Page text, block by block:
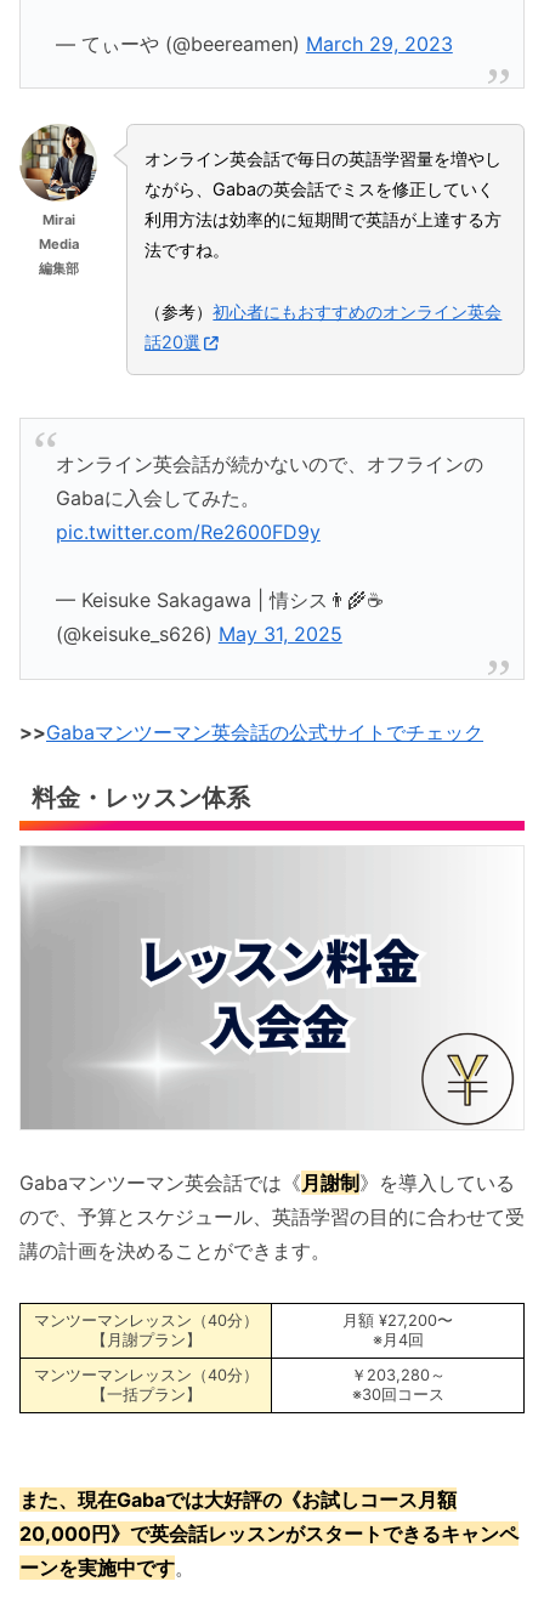
— てぃーや (@beereamen) March 29, 2023
Mirai
Media
編集部
オンライン英会話で毎日の英語学習量を増やし
ながら、Gabaの英会話でミスを修正していく
利用方法は効率的に短期間で英語が上達する方
法ですね。
（参考）初心者にもおすすめのオンライン英会
話20選
オンライン英会話が続かないので、オフラインの
Gabaに入会してみた。
pic.twitter.com/Re2600FD9y
— Keisuke Sakagawa | 情シス👨‍🌾☕️
(@keisuke_s626) May 31, 2025
>>Gabaマンツーマン英会話の公式サイトでチェック
料金・レッスン体系
Gabaマンツーマン英会話では《 月謝制》を導入している
ので、予算とスケジュール、英語学習の目的に合わせて受
講の計画を決めることができます。
マンツーマンレッスン（40分）
【月謝プラン】
月額 ¥27,200〜
※月4回
マンツーマンレッスン（40分）
【一括プラン】
￥203,280～
※30回コース
また、現在Gabaでは大好評の《お試しコース月額
20,000円》で英会話レッスンがスタートできるキャンペ
ーンを実施中です。